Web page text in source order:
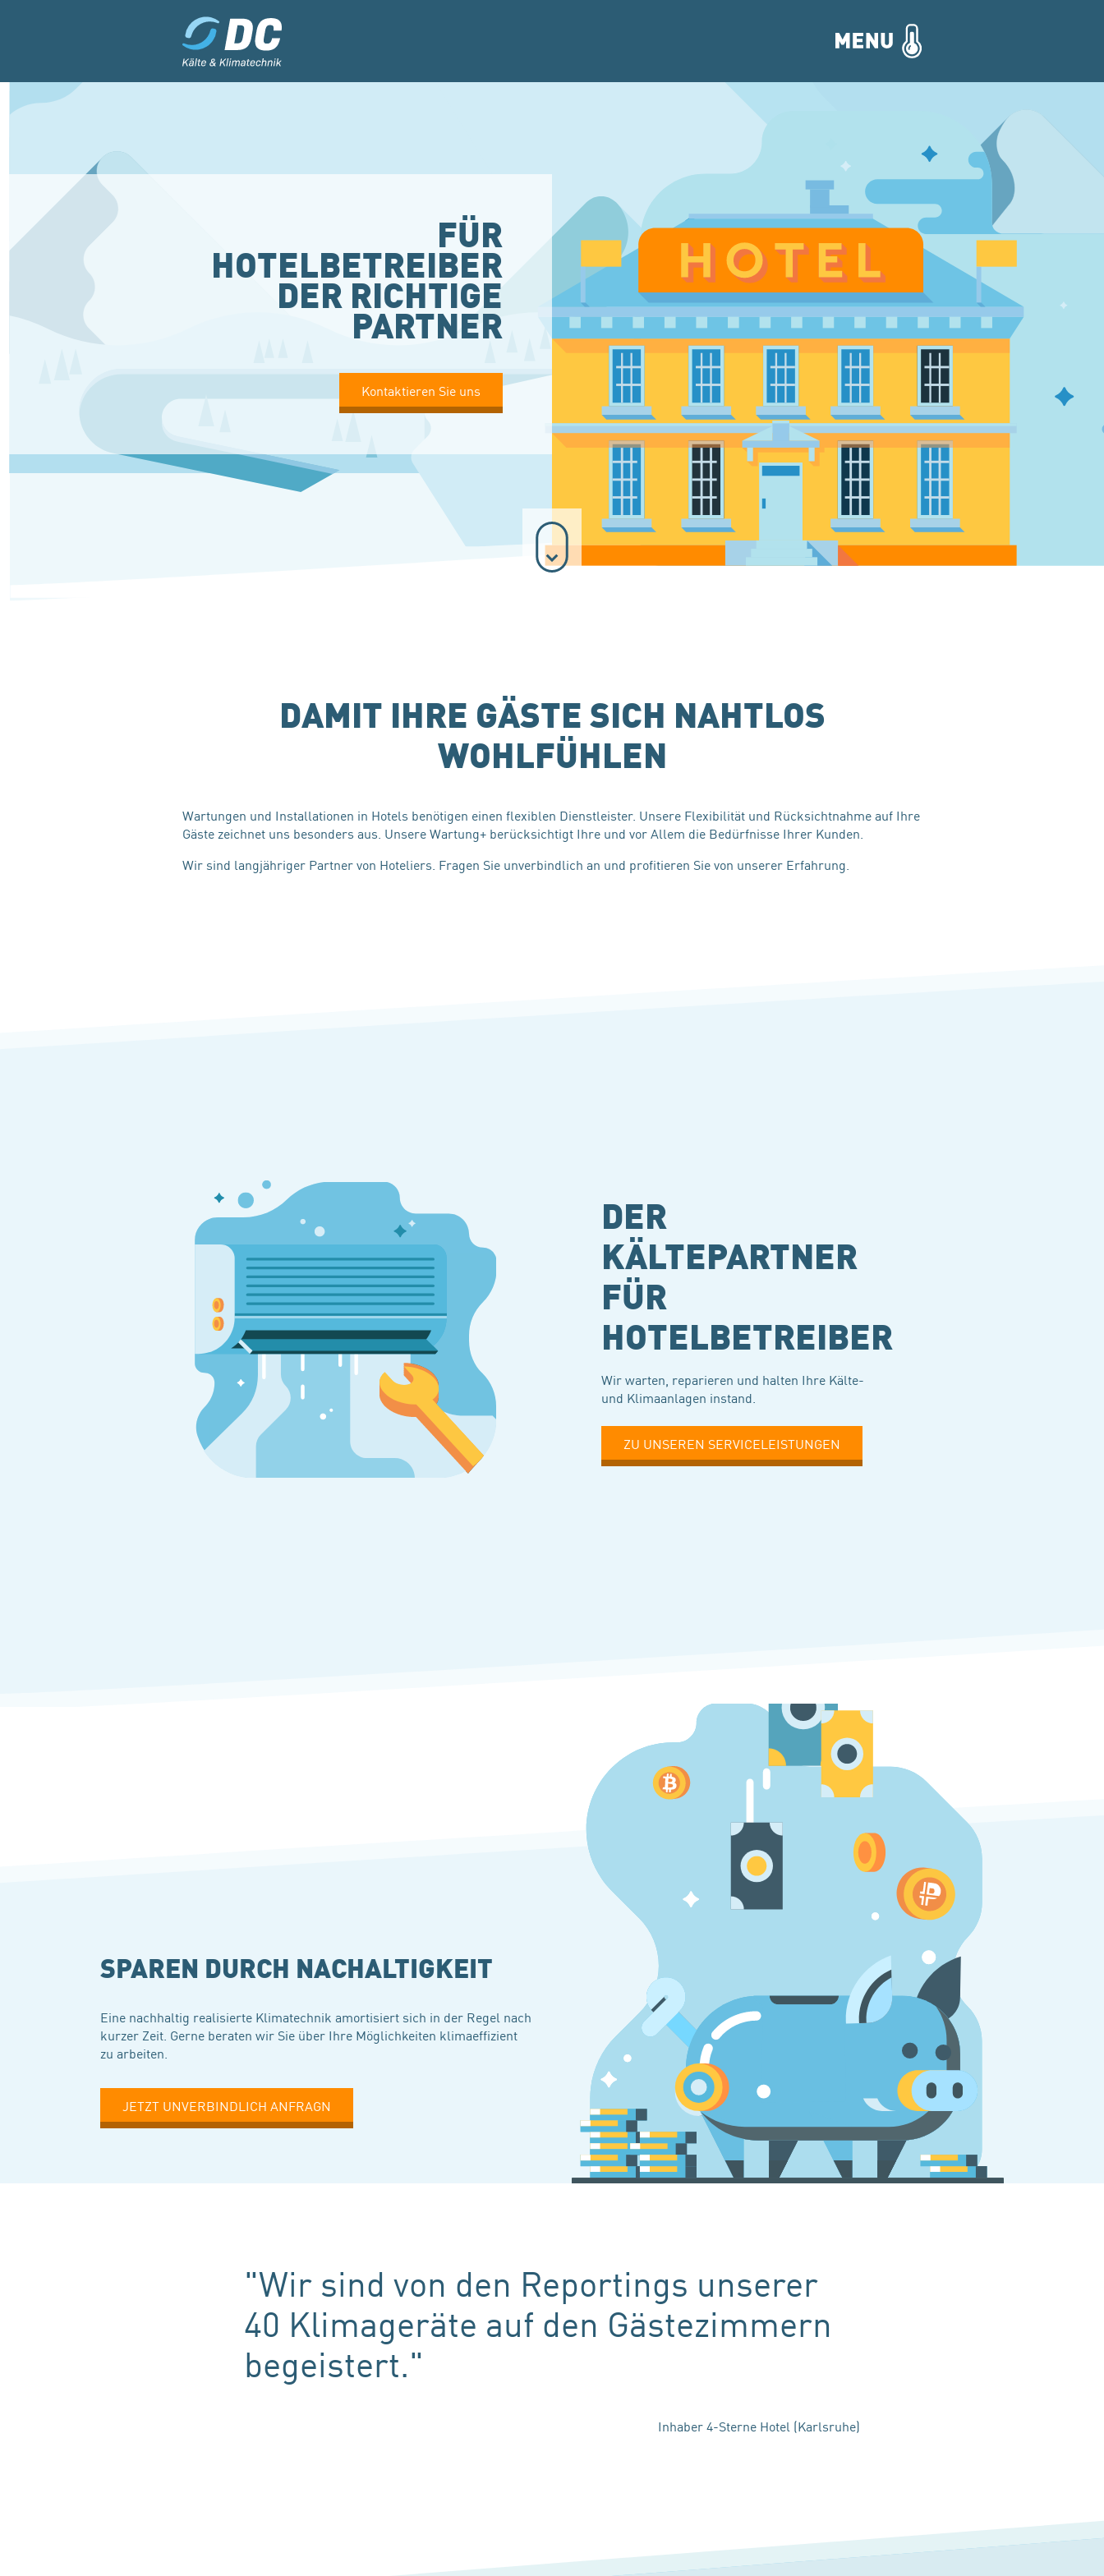
FÜR
HOTELBETREIBER
DER RICHTIGE
PARTNER
Kontaktieren Sie uns
DAMIT IHRE GÄSTE SICH NAHTLOS
WOHLFÜHLEN
Wartungen und Installationen in Hotels benötigen einen flexiblen Dienstleister. Unsere Flexibilität und Rücksichtnahme auf Ihre
Gäste zeichnet uns besonders aus. Unsere Wartung+ berücksichtigt Ihre und vor Allem die Bedürfnisse Ihrer Kunden.
Wir sind langjähriger Partner von Hoteliers. Fragen Sie unverbindlich an und profitieren Sie von unserer Erfahrung.
DER
KÄLTEPARTNER
FÜR
HOTELBETREIBER
Wir warten, reparieren und halten Ihre Kälte-
und Klimaanlagen instand.
ZU UNSEREN SERVICELEISTUNGEN
SPAREN DURCH NACHALTIGKEIT
Eine nachhaltig realisierte Klimatechnik amortisiert sich in der Regel nach
kurzer Zeit. Gerne beraten wir Sie über Ihre Möglichkeiten klimaeffizient
zu arbeiten.
JETZT UNVERBINDLICH ANFRAGN
"Wir sind von den Reportings unserer
40 Klimageräte auf den Gästezimmern
begeistert."
Inhaber 4-Sterne Hotel (Karlsruhe)